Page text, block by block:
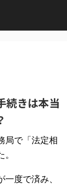
続きは本当
局で「法定相
度で済み、